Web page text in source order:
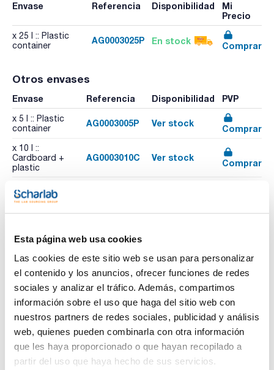
Esta página web usa cookies
Las cookies de este sitio web se usan para personalizar
el contenido y los anuncios, ofrecer funciones de redes
sociales y analizar el tráfico. Además, compartimos
información sobre el uso que haga del sitio web con
nuestros partners de redes sociales, publicidad y análisis
web, quienes pueden combinarla con otra información
que les haya proporcionado o que hayan recopilado a
partir del uso que haya hecho de sus servicios.
Envase Referencia Disponibilidad
Mi
Precio
x 25 l :: Plastic
container
AG0003025P En stock Comprar
Otros envases
Envase Referencia Disponibilidad PVP
x 5 l :: Plastic
container
AG0003005P Ver stock
Comprar
x 10 l ::
Cardboard +
plastic
AG0003010C Ver stock
Comprar
container
Características
Capacidad : x 25 l
Ver más